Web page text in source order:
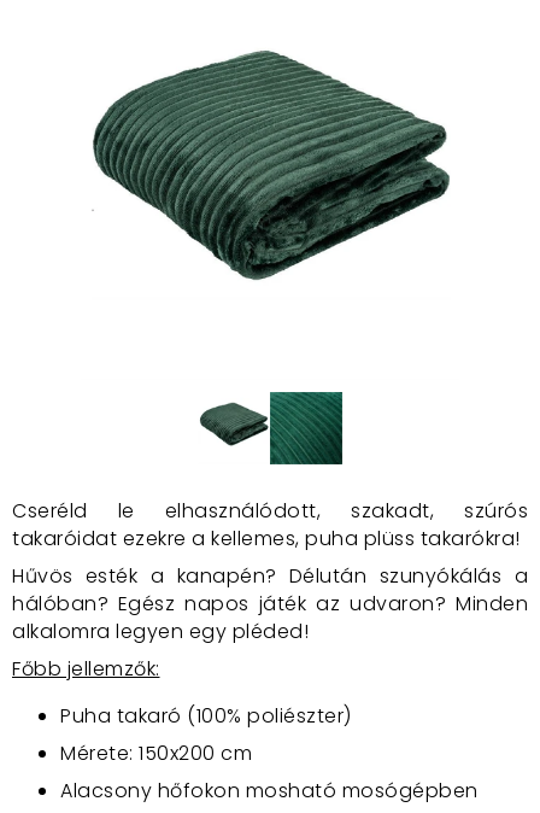
Cseréld le elhasználódott, szakadt, szúrós
takaróidat ezekre a kellemes, puha plüss takarókra!
Hűvös esték a kanapén? Délután szunyókálás a
hálóban? Egész napos játék az udvaron? Minden
alkalomra legyen egy pléded!
Főbb jellemzők:
Puha takaró (100% poliészter)
Mérete: 150x200 cm
Alacsony hőfokon mosható mosógépben